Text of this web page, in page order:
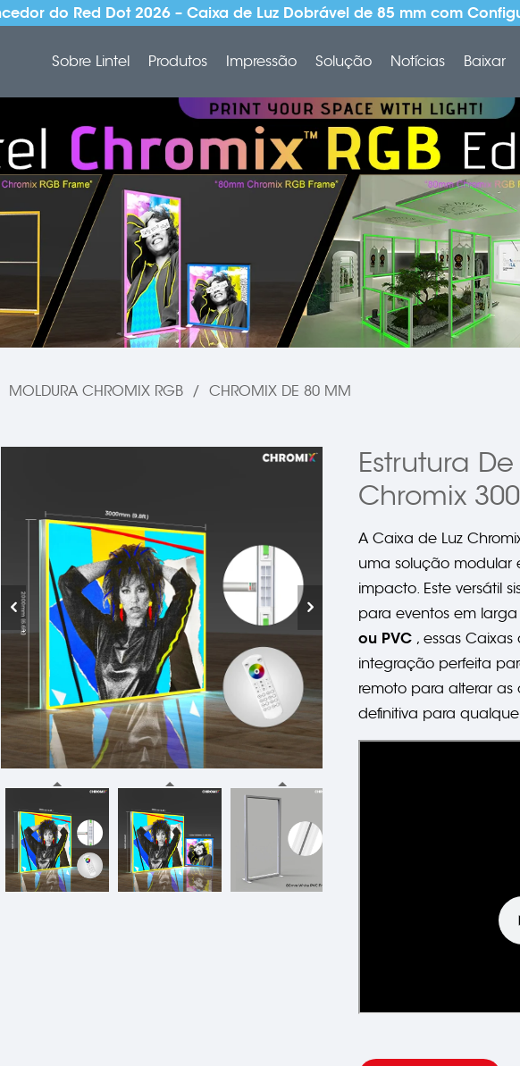
do Red Dot 2026 – Caixa de Luz Dobrável de 85 mm com
Sobre Lintel Produtos Impressão Solução Notícias Baixar
MOLDURA CHROMIX RGB / CHROMIX DE 80 MM
Estrutura
Chromix
A Caixa de Luz
uma solução modular
impacto. Este versátil
para eventos em
ou PVC , essas
integração perfeita
remoto para alterar as
definitiva para